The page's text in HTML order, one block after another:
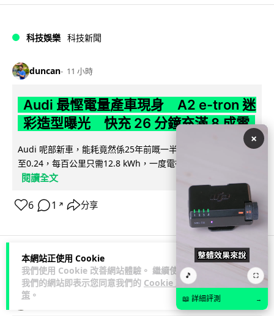
本網站正使用 Cookie
我們使用 Cookie 改善網站體驗。 繼續使用
我們的網站即表示您同意我們的 Cookie 政
策 。
科技娛樂 科技新聞
duncan 11 小時
Audi 最慳電量產車現身 A2 e-tron 迷
彩造型曝光 快充 26 分鐘充滿 8 成電
Audi 呢部新車，能耗竟然係25年前嘅一半。 A2 e-tron 風阻低
至0.24，每百公里只需12.8 kWh，一度電行到7.8公里。6...
閱讀全文
6 1 ↗ 分享
科技娛樂 生活娛樂 城中熱話
Vin
×
🎵 ⛶
📖 詳細評測 →